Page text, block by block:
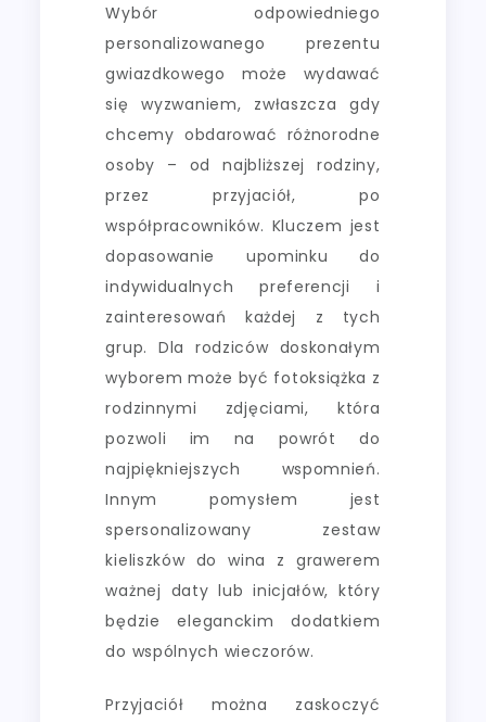
Wybór odpowiedniego
personalizowanego prezentu
gwiazdkowego może wydawać
się wyzwaniem, zwłaszcza gdy
chcemy obdarować różnorodne
osoby – od najbliższej rodziny,
przez przyjaciół, po
współpracowników. Kluczem jest
dopasowanie upominku do
indywidualnych preferencji i
zainteresowań każdej z tych
grup. Dla rodziców doskonałym
wyborem może być fotoksiążka z
rodzinnymi zdjęciami, która
pozwoli im na powrót do
najpiękniejszych wspomnień.
Innym pomysłem jest
spersonalizowany zestaw
kieliszków do wina z grawerem
ważnej daty lub inicjałów, który
będzie eleganckim dodatkiem
do wspólnych wieczorów.
Przyjaciół można zaskoczyć